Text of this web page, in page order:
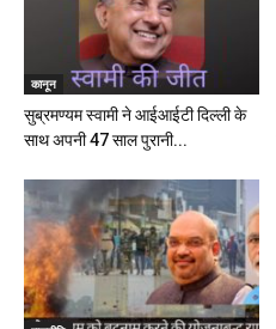
कानून
सुब्रमण्यम स्वामी ने आईआईटी दिल्ली के
साथ अपनी 47 साल पुरानी...